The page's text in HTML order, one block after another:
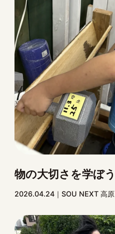
物の大切さを学ぼう
2026.04.24 SOU NEXT 高原